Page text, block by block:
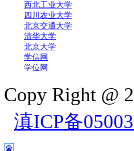
西北工业大学
四川农业大学
北京交通大学
清华大学
北京大学
学信网
学位网
Copy Right @
滇ICP备